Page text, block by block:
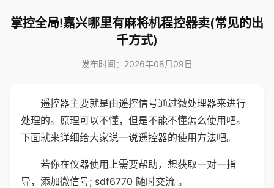
掌控全局!嘉兴哪里有麻将机程控器卖(常见的出
千方式)
发布时间：2026年08月09日
遥控器主要就是由遥控信号通过微处理器来进行
处理的。原理可以不懂，但是不能不懂怎么使用吧。
下面就来详细给大家说一说遥控器的使用方法吧。
若你在仪器使用上需要帮助，想获取一对一指
导，添加微信号; sdf6770 随时交流 。